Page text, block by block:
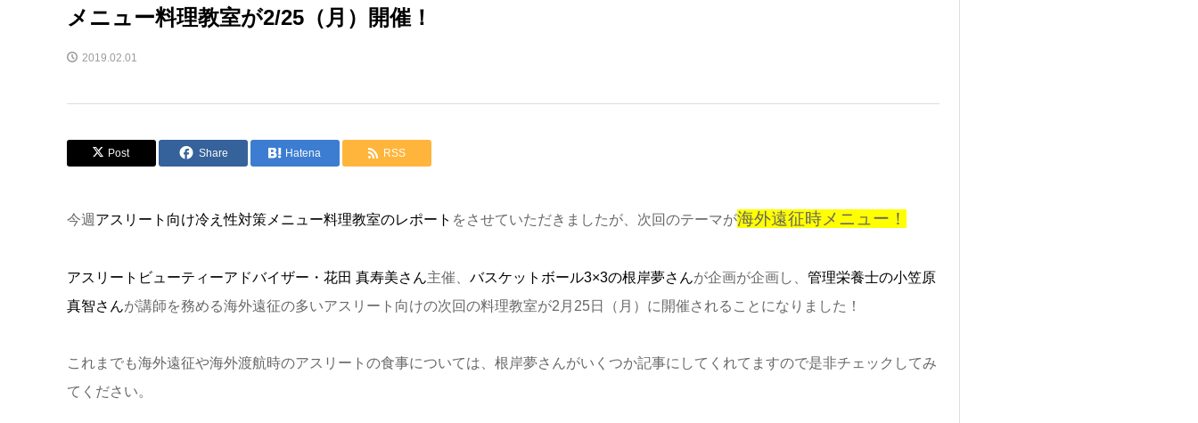
メニュー料理教室が2/25（月）開催！
2019.02.01
Post Share Hatena RSS
今週 アスリート向け冷え性対策メニュー料理教室のレポート をさせていただきましたが、次回のテーマが海外遠征時メニュー！
アスリートビューティーアドバイザー・花田 真寿美さん主催、 バスケットボール3×3の根岸夢さんが企画が企画し、 管理栄養士の小笠原
真智さんが講師を務める海外遠征の多いアスリート向けの次回の料理教室が2月25日（月）に開催されることになりました！
これまでも海外遠征や海外渡航時のアスリートの食事については、根岸夢さんがいくつか記事にしてくれてますので是非チェックしてみ
てください。